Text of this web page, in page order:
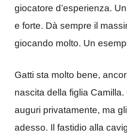
giocatore d’esperienza.
e forte. Dà sempre il
giocando molto. Un
Gatti sta molto bene,
nascita della figlia Camilla.
auguri privatamente, ma
adesso. Il fastidio alla